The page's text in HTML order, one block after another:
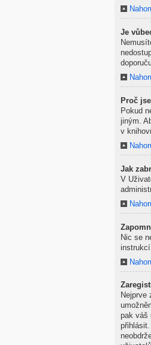
Je
Proč
Pokud
jiným.
v
Jak
V
Nic se
instrukcí
Nejprve
pak váš